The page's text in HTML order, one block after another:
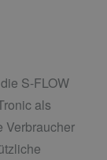
S-FLOW
als
Verbraucher